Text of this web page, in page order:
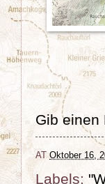
Gib einen
ATOktober 16,
Labels: